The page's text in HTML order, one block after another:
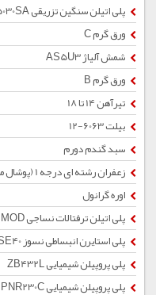
پلی اتیلن سنگین تزریقی 5030SA
ورق گرم C
شمش آلیاژ AS5U3
ورق گرم B
تیرآهن 14 تا 18
بیلت 6063-12
سبد گندم دورم
زعفران رشته ای درجه 1 (پوشال مرغوب)
اوره گرانول
پلی اتیلن ترفتالات نساجی TG645 MOD
پلی استایرن انبساطی نسوز SE40
پلی پروپیلن شیمیایی ZB432L
پلی پروپیلن شیمیایی PNR230C